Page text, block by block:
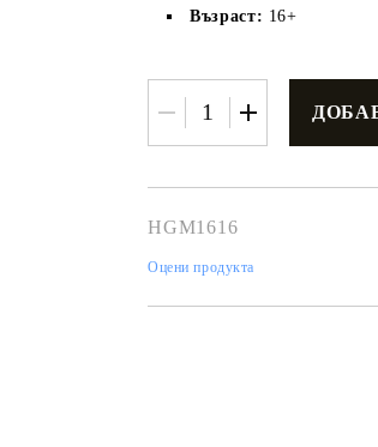
Възраст: 16+
HGM1616
Оцени продукта